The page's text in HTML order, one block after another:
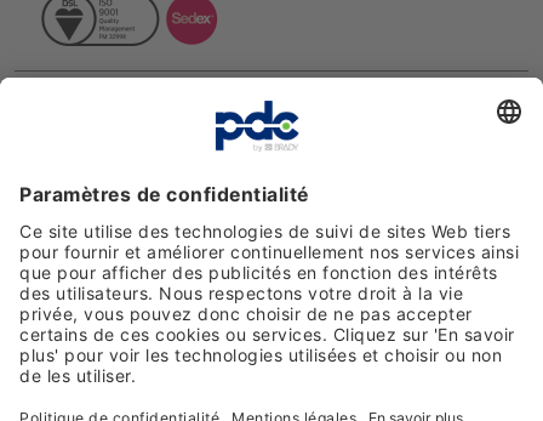
Moyens de paiement